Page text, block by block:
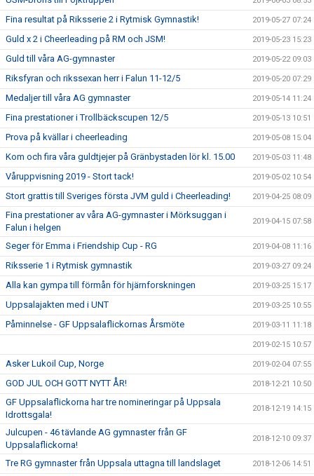
Fina resultat på Riksserie 2 i Rytmisk Gymnastik! 2019-05-27 07:24
Guld x 2 i Cheerleading på RM och JSM! 2019-05-23 15:23
Guld till våra AG-gymnaster 2019-05-22 09:03
Riksfyran och rikssexan herr i Falun 11-12/5 2019-05-20 07:29
Medaljer till våra AG gymnaster 2019-05-14 11:24
Fina prestationer i Trollbäckscupen 12/5 2019-05-13 10:51
Prova på kvällar i cheerleading 2019-05-08 15:04
Kom och fira våra guldtjejer på Gränbystaden lör kl. 15.00 2019-05-03 11:48
Våruppvisning 2019 - Stort tack! 2019-05-02 10:54
Stort grattis till Sveriges första JVM guld i Cheerleading! 2019-04-25 08:09
Fina prestationer av våra AG-gymnaster i Mörksuggan i
Falun i helgen
2019-04-15 07:58
Seger för Emma i Friendship Cup - RG 2019-04-08 11:16
Riksserie 1 i Rytmisk gymnastik 2019-03-27 09:24
Alla kan gympa till förmån för hjärnforskningen 2019-03-25 15:17
Uppsalajakten med i UNT 2019-03-25 10:55
Påminnelse - GF Uppsalaflickornas Årsmöte 2019-03-11 11:18
2019-02-15 10:57
Asker Lukoil Cup, Norge 2019-02-04 07:55
GOD JUL OCH GOTT NYTT ÅR! 2018-12-21 10:50
GF Uppsalaflickorna har tre nomineringar på Uppsala
Idrottsgala!
2018-12-19 14:15
Julcupen - 46 tävlande AG gymnaster från GF
Uppsalaflickorna!
2018-12-10 09:37
Tre RG gymnaster från Uppsala uttagna till landslaget 2018-12-06 14:51